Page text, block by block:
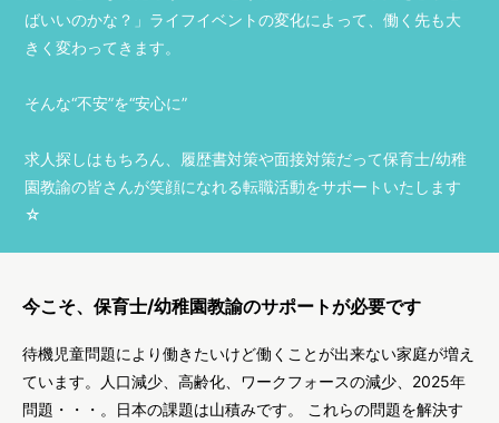
ばいいのかな？」ライフイベントの変化によって、働く先も大
きく変わってきます。
そんな“不安”を“安心に”
求人探しはもちろん、履歴書対策や面接対策だって保育士/幼稚
園教諭の皆さんが笑顔になれる転職活動をサポートいたします
☆
今こそ、保育士/幼稚園教諭のサポートが必要です
待機児童問題により働きたいけど働くことが出来ない家庭が増え
ています。人口減少、高齢化、ワークフォースの減少、2025年
問題・・・。日本の課題は山積みです。 これらの問題を解決す